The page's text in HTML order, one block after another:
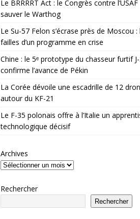
Le BRRRRT Act : le Congrès contre
sauver le Warthog
Le Su-57 Felon s’écrase près de Moscou :
failles d’un programme en crise
Chine : le 5ᵉ prototype du chasseur furtif
confirme l’avance de Pékin
La Corée dévoile une escadrille de 12
autour du KF-21
Le F-35 polonais offre à l’Italie un
technologique décisif
Archives
Rechercher
Rechercher